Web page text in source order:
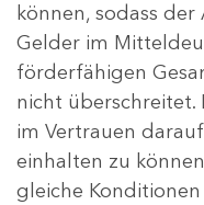
können, sodass
Gelder im
förderfähigen
nicht überschreitet.
im Vertrauen
einhalten zu
gleiche